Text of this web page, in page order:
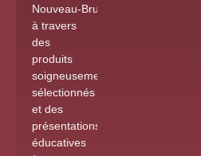
Nouveau-Brunswick
à travers
des
produits
soigneusement
sélectionnés
et des
présentations
éducatives